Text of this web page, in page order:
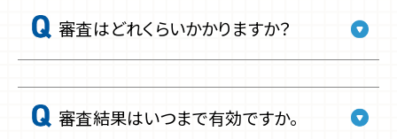
審査はどれくらいかかりますか？
審査結果はいつまで有効ですか。